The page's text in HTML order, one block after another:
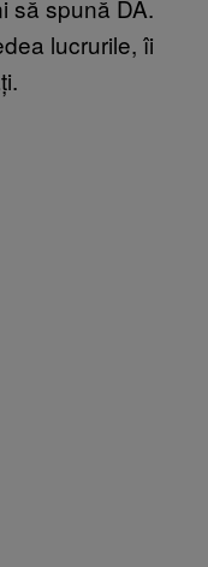
să spună DA.
lucrurile, îi